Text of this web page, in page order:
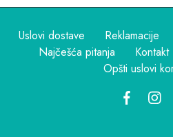
Uslovi dostave Reklamacije
Najčešća pitanja
Kontakt
Opšti uslovi